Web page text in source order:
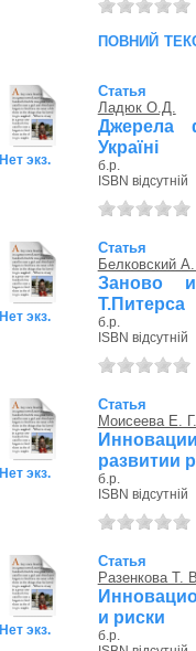
повний
Нет экз.
Статья
Ладюк О.Д.
Джерела
Україні
б.р.
ISBN відсутній
Нет экз.
Статья
Белковский
Заново
Т.Питерса
б.р.
ISBN відсутній
Нет экз.
Статья
Моисеева Е. Г.
развитии
б.р.
ISBN відсутній
Нет экз.
Статья
Разенкова Т.
и риски
б.р.